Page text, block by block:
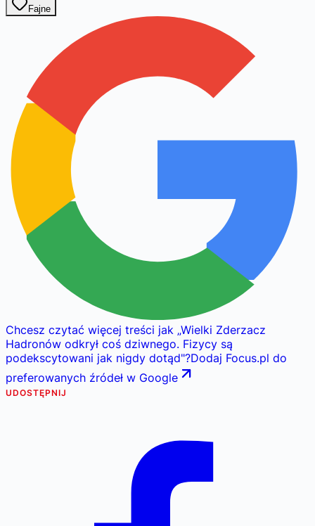
Fajne
Chcesz czytać więcej treści jak „Wielki Zderzacz
Hadronów odkrył coś dziwnego. Fizycy są
podekscytowani jak nigdy dotąd"?Dodaj Focus.pl do
preferowanych źródeł w Google
UDOSTĘPNIJ